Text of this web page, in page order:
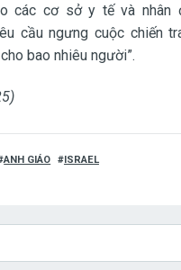
các cơ sở y tế và nhân
cầu ngưng cuộc chiến
bao nhiêu người”.
ANH GIÁO ISRAEL